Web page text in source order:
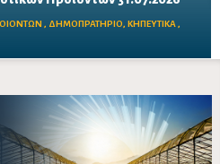
, ΔΗΜΟΠΡΑΤΗΡΙΟ, ΚΗΠΕΥΤΙΚΑ ,